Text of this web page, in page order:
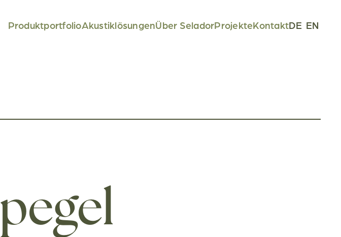
ProduktportfolioAkustiklösungenÜber SeladorProjekteKontaktDE EN